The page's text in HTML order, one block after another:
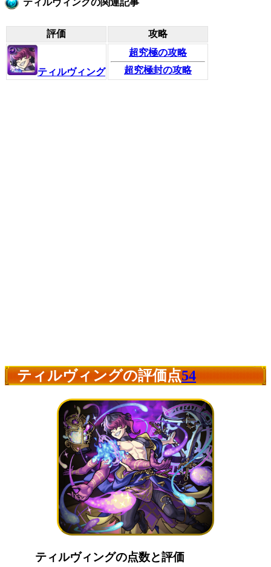
ティルヴィングの関連記事
評価 攻略
ティルヴィング
超究極の攻略
超究極封の攻略
ティルヴィングの評価点54
ティルヴィングの点数と評価